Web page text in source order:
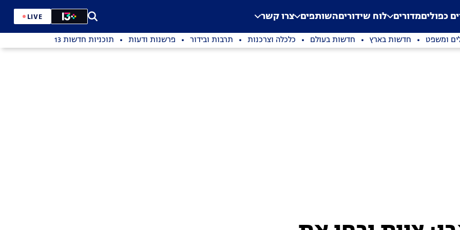
Application error: a
. כפוליםמדורים לוח שידוריםהשותפים צרו קשר LIVE
ומשפט חדשות בארץ חדשות בעולם כלכלה וצרכנות תרבות ובידור פרשנות ודעות תוכניות חדשות 13